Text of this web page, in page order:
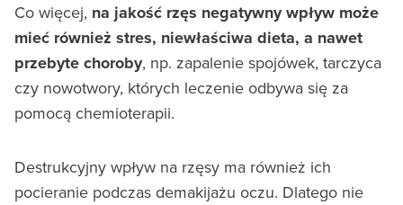
Co więcej, na jakość rzęs negatywny wpływ może
mieć również stres, niewłaściwa dieta, a nawet
przebyte choroby, np. zapalenie spojówek, tarczyca
czy nowotwory, których leczenie odbywa się za
pomocą chemioterapii.
Destrukcyjny wpływ na rzęsy ma również ich
pocieranie podczas demakijażu oczu. Dlatego nie